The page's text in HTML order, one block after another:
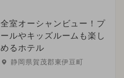
全室オーシャンビュー！プ
ールやキッズルームも楽し
めるホテル
静岡県賀茂郡東伊豆町